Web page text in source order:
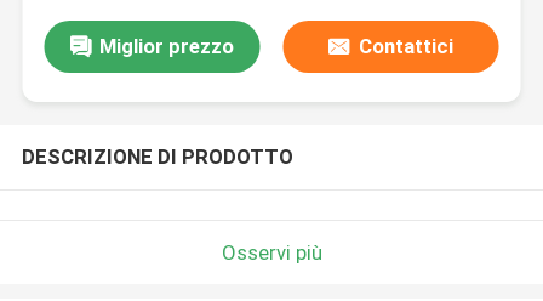
Miglior prezzo Contattici
DESCRIZIONE DI PRODOTTO
Osservi più